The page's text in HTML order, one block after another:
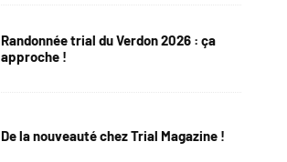
Randonnée trial du Verdon 2026 : ça
approche !
De la nouveauté chez Trial Magazine !